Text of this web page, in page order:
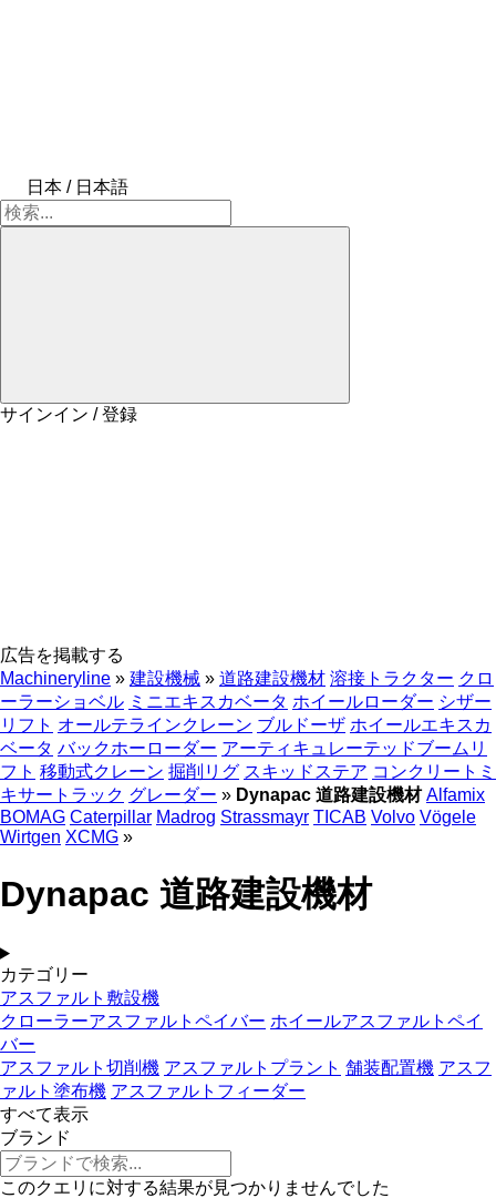
日本 / 日本語
サインイン / 登録
広告を掲載する
Machineryline » 建設機械 » 道路建設機材 溶接トラクター クロ
ーラーショベル ミニエキスカベータ ホイールローダー シザー
リフト オールテラインクレーン ブルドーザ ホイールエキスカ
ベータ バックホーローダー アーティキュレーテッドブームリ
フト 移動式クレーン 掘削リグ スキッドステア コンクリートミ
キサートラック グレーダー » Dynapac 道路建設機材 Alfamix
BOMAG Caterpillar Madrog Strassmayr TICAB Volvo Vögele
Wirtgen XCMG »
Dynapac 道路建設機材
カテゴリー
アスファルト敷設機
クローラーアスファルトペイバー ホイールアスファルトペイ
バー
アスファルト切削機 アスファルトプラント 舗装配置機 アスフ
ァルト塗布機 アスファルトフィーダー
すべて表示
ブランド
このクエリに対する結果が見つかりませんでした